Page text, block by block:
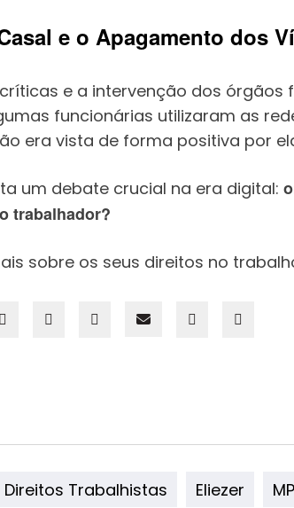
e o Apagamento dos
e a intervenção dos órgãos
funcionárias utilizaram as
era vista de forma positiva por
um debate crucial na era digital:
trabalhador?
sobre os seus direitos no
Direitos Trabalhistas Eliezer